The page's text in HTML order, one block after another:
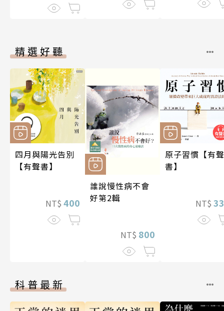
精選好聽
四月與陽光告別
【有聲書】
NT$ 400
誰說慢性病不會
好第2輯
NT$ 800
原子習慣【有聲
書】
NT$
科普最新